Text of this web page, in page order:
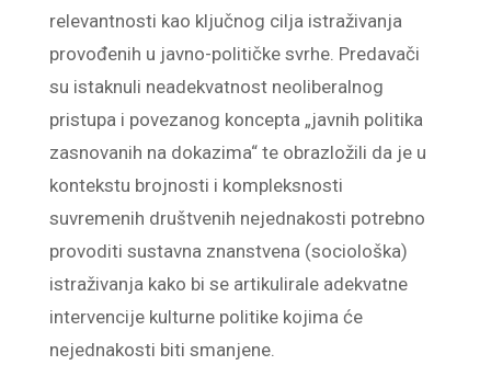
relevantnosti kao ključnog cilja istraživanja
provođenih u javno-političke svrhe. Predavači
su istaknuli neadekvatnost neoliberalnog
pristupa i povezanog koncepta „javnih politika
zasnovanih na dokazima“ te obrazložili da je u
kontekstu brojnosti i kompleksnosti
suvremenih društvenih nejednakosti potrebno
provoditi sustavna znanstvena (sociološka)
istraživanja kako bi se artikulirale adekvatne
intervencije kulturne politike kojima će
nejednakosti biti smanjene.